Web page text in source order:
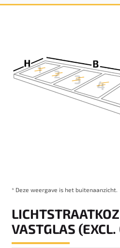
* Deze weergave is het buitenaanzicht.
VASTGLAS